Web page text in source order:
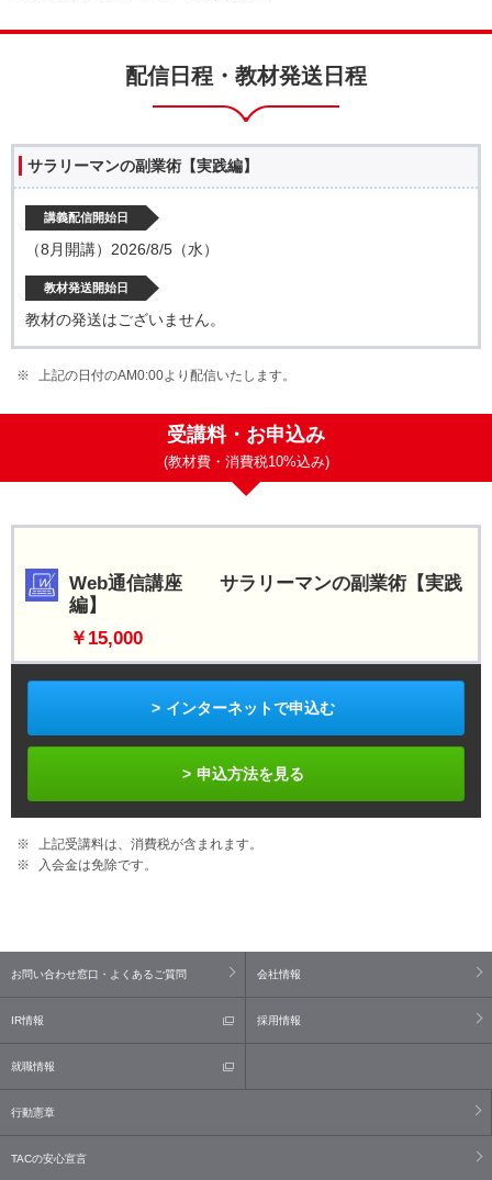
配信日程・教材発送日程
サラリーマンの副業術【実践編】
講義配信開始日
（8月開講）2026/8/5（水）
教材発送開始日
教材の発送はございません。
上記の日付のAM0:00より配信いたします。
受講料・お申込み
(教材費・消費税10%込み)
Web通信講座 サラリーマンの副業術【実践
編】
￥15,000
インターネットで申込む
申込方法を見る
上記受講料は、消費税が含まれます。
入会金は免除です。
お問い合わせ窓口・よくあるご質問 会社情報
IR情報 採用情報
就職情報
行動憲章
TACの安心宣言